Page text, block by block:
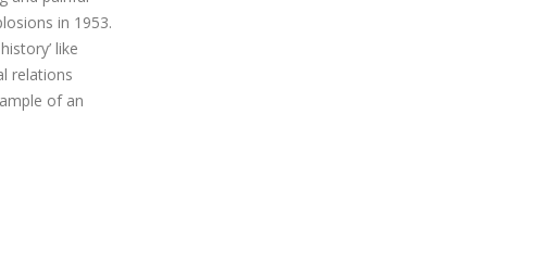
in 1953.
like
relations
of an